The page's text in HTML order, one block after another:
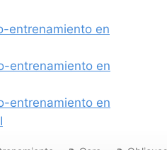
entrenamiento en
entrenamiento en
entrenamiento en